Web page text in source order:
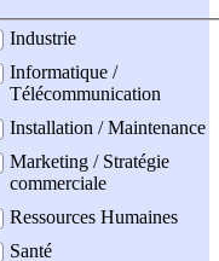
Industrie
Informatique /
Télécommunication
Installation / Maintenance
Marketing / Stratégie
commerciale
Ressources Humaines
Santé